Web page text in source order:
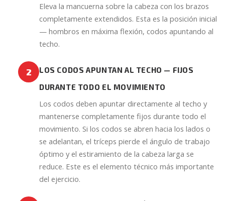
Eleva la mancuerna sobre la cabeza con los brazos
completamente extendidos. Esta es la posición inicial
— hombros en máxima flexión, codos apuntando al
techo.
2
LOS CODOS APUNTAN AL TECHO — FIJOS
DURANTE TODO EL MOVIMIENTO
Los codos deben apuntar directamente al techo y
mantenerse completamente fijos durante todo el
movimiento. Si los codos se abren hacia los lados o
se adelantan, el tríceps pierde el ángulo de trabajo
óptimo y el estiramiento de la cabeza larga se
reduce. Este es el elemento técnico más importante
del ejercicio.